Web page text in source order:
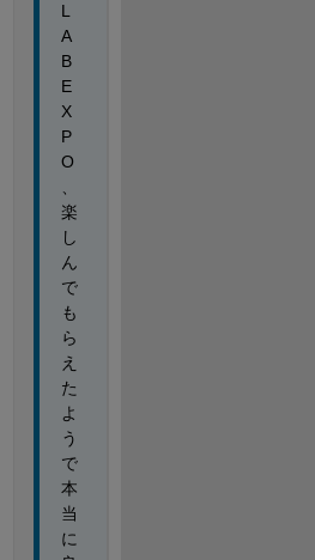
L
A
B
E
X
P
O
、
楽
し
ん
で
も
ら
え
た
よ
う
で
本
当
に